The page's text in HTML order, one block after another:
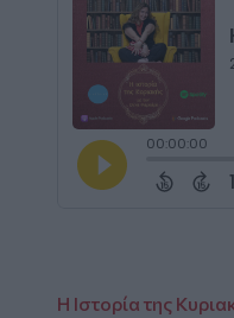
Code
Η Ιστορία της